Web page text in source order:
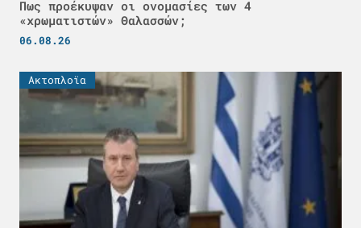
Πως προέκυψαν οι ονομασίες των 4
«χρωματιστών» Θαλασσών;
06.08.26
Ακτοπλοϊα